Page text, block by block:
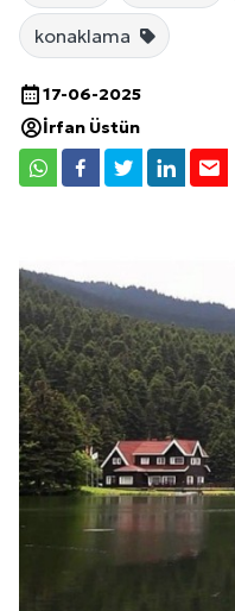
konaklama
17-06-2025
İrfan Üstün